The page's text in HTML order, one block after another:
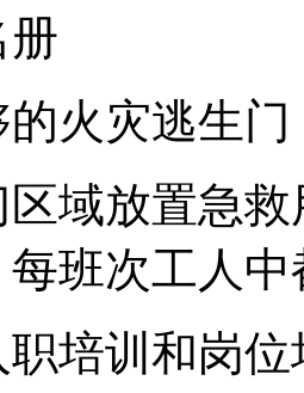
册
灾逃生门
放置急救
班次工人
训和岗位